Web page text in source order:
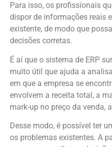
Para isso, os profissionais
dispor de informações reais
existente, de modo que
decisões corretas.
É aí que o sistema de ERP
muito útil que ajuda a
em que a empresa se
envolvem a receita total, a
mark-up no preço da venda,
Desse modo, é possível ter
os problemas existentes. A